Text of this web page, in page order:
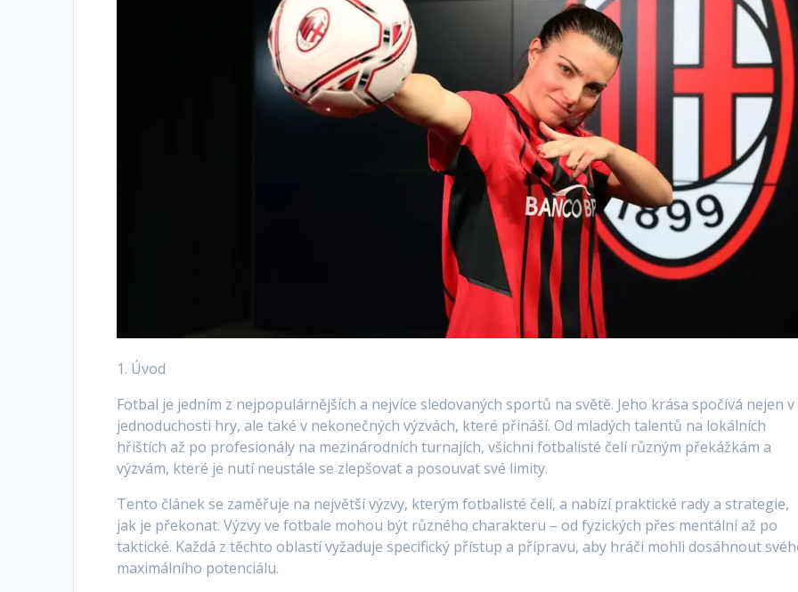
1. Úvod
Fotbal je jedním z nejpopulárnějších a nejvíce sledovaných sportů na světě. Jeho krása spočívá nejen v
jednoduchosti hry, ale také v nekonečných výzvách, které přináší. Od mladých talentů na lokálních
hřištích až po profesionály na mezinárodních turnajích, všichni fotbalisté čelí různým překážkám a
výzvám, které je nutí neustále se zlepšovat a posouvat své limity.
Tento článek se zaměřuje na největší výzvy, kterým fotbalisté čelí, a nabízí praktické rady a strategie,
jak je překonat. Výzvy ve fotbale mohou být různého charakteru – od fyzických přes mentální až po
taktické. Každá z těchto oblastí vyžaduje specifický přístup a přípravu, aby hráči mohli dosáhnout
maximálního potenciálu.